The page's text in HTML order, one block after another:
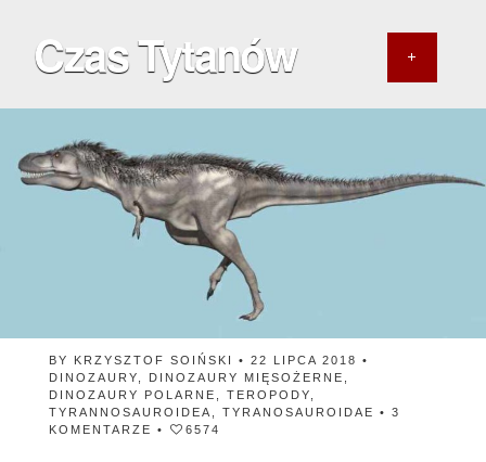
Czas Tytanów
BY KRZYSZTOF SOIŃSKI
• 22 LIPCA 2018 •
DINOZAURY
DINOZAURY MIĘSOŻERNE
DINOZAURY POLARNE
TEROPODY
TYRANNOSAUROIDEA
TYRANOSAUROIDAE • 3
KOMENTARZE • 6574